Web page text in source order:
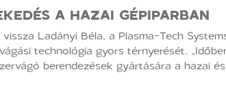
A HAZAI GÉPIPARBAN
Ladányi Béla, a Plasma-Tech
technológia gyors térnyerését.
berendezések gyártására a hazai